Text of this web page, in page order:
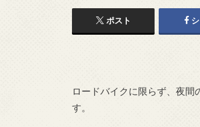
ポスト
ロードバイクに限らず、夜
す。